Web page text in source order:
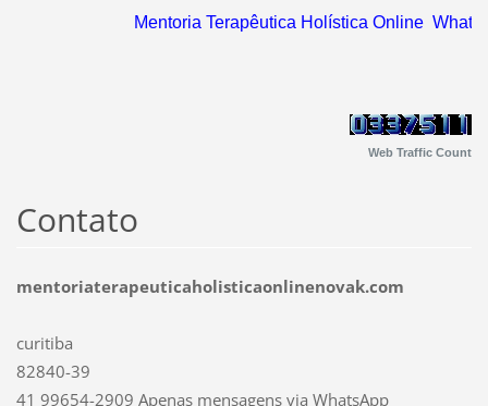
Mentoria Terapêutica Holística Online
Web Traffic Count
Contato
mentoriaterapeuticaholisticaonlinenovak.com
curitiba
82840-39
41 99654-2909 Apenas mensagens via WhatsApp